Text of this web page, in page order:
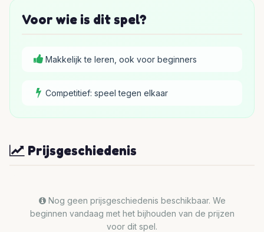
Voor wie is dit spel?
Makkelijk te leren, ook voor beginners
Competitief: speel tegen elkaar
Prijsgeschiedenis
Nog geen prijsgeschiedenis beschikbaar. We
beginnen vandaag met het bijhouden van de prijzen
voor dit spel.